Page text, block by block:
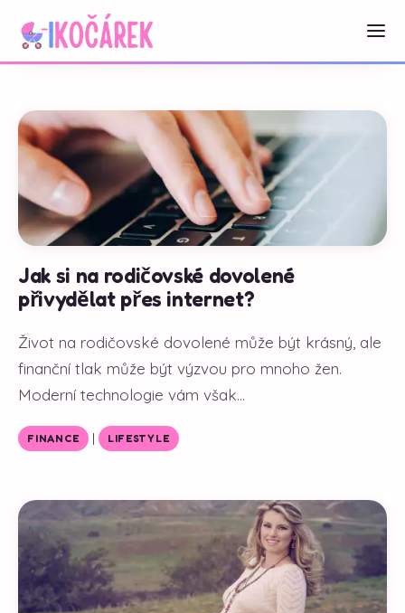
Jak si na rodičovské dovolené
přivydělat přes internet?
Život na rodičovské dovolené může být krásný, ale
finanční tlak může být výzvou pro mnoho žen.
Moderní technologie vám však...
FINANCE | LIFESTYLE